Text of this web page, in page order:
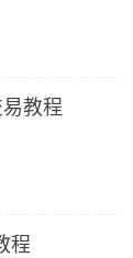
教程
程